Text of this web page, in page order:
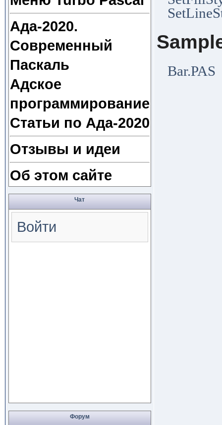
Ада-2020.
Современный
Паскаль
Адское
программирование
Статьи по Ада-2020
Отзывы и идеи
Об этом сайте
Чат
Войти
Форум
Bar.PAS